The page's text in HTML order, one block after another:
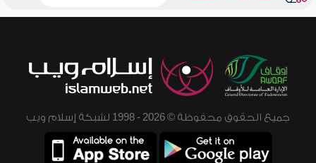
جميع الحقوق محفوظة © 2026 - 1998 لشبكة إسلام ويب